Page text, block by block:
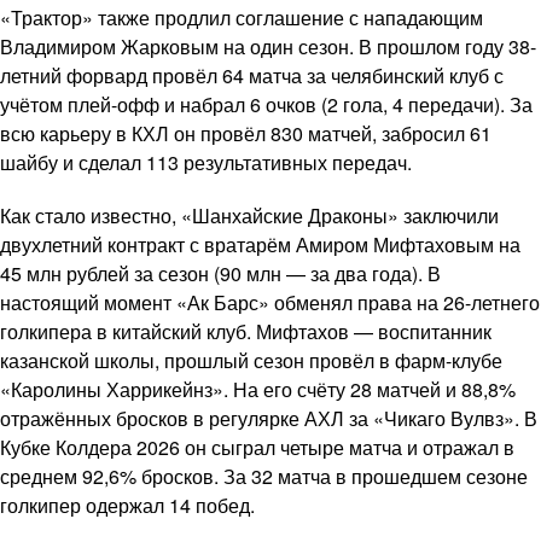
«Трактор» также продлил соглашение с нападающим
Владимиром Жарковым на один сезон. В прошлом году 38-
летний форвард провёл 64 матча за челябинский клуб с
учётом плей-офф и набрал 6 очков (2 гола, 4 передачи). За
всю карьеру в КХЛ он провёл 830 матчей, забросил 61
шайбу и сделал 113 результативных передач.
Как стало известно, «Шанхайские Драконы» заключили
двухлетний контракт с вратарём Амиром Мифтаховым на
45 млн рублей за сезон (90 млн — за два года). В
настоящий момент «Ак Барс» обменял права на 26-летнего
голкипера в китайский клуб. Мифтахов — воспитанник
казанской школы, прошлый сезон провёл в фарм-клубе
«Каролины Харрикейнз». На его счёту 28 матчей и 88,8%
отражённых бросков в регулярке АХЛ за «Чикаго Вулвз». В
Кубке Колдера 2026 он сыграл четыре матча и отражал в
среднем 92,6% бросков. За 32 матча в прошедшем сезоне
голкипер одержал 14 побед.